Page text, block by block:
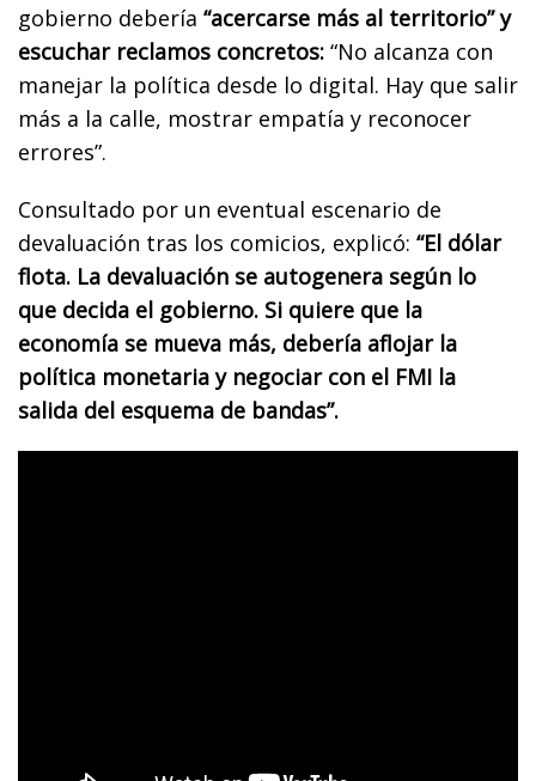
gobierno debería “acercarse más al territorio” y
escuchar reclamos concretos: “No alcanza con
manejar la política desde lo digital. Hay que salir
más a la calle, mostrar empatía y reconocer
errores”.
Consultado por un eventual escenario de
devaluación tras los comicios, explicó: “El dólar
flota. La devaluación se autogenera según lo
que decida el gobierno. Si quiere que la
economía se mueva más, debería aflojar la
política monetaria y negociar con el FMI la
salida del esquema de bandas”.